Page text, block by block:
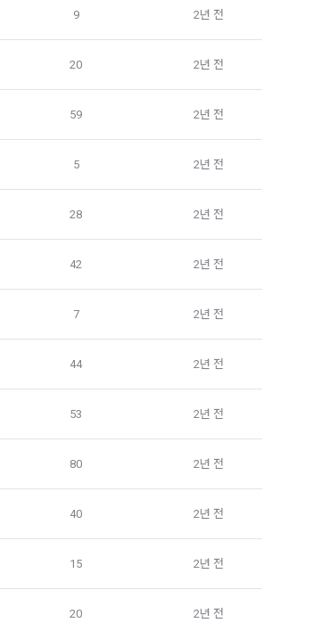
9 2년 전
20 2년 전
59 2년 전
5 2년 전
28 2년 전
42 2년 전
7 2년 전
44 2년 전
53 2년 전
80 2년 전
40 2년 전
15 2년 전
20 2년 전